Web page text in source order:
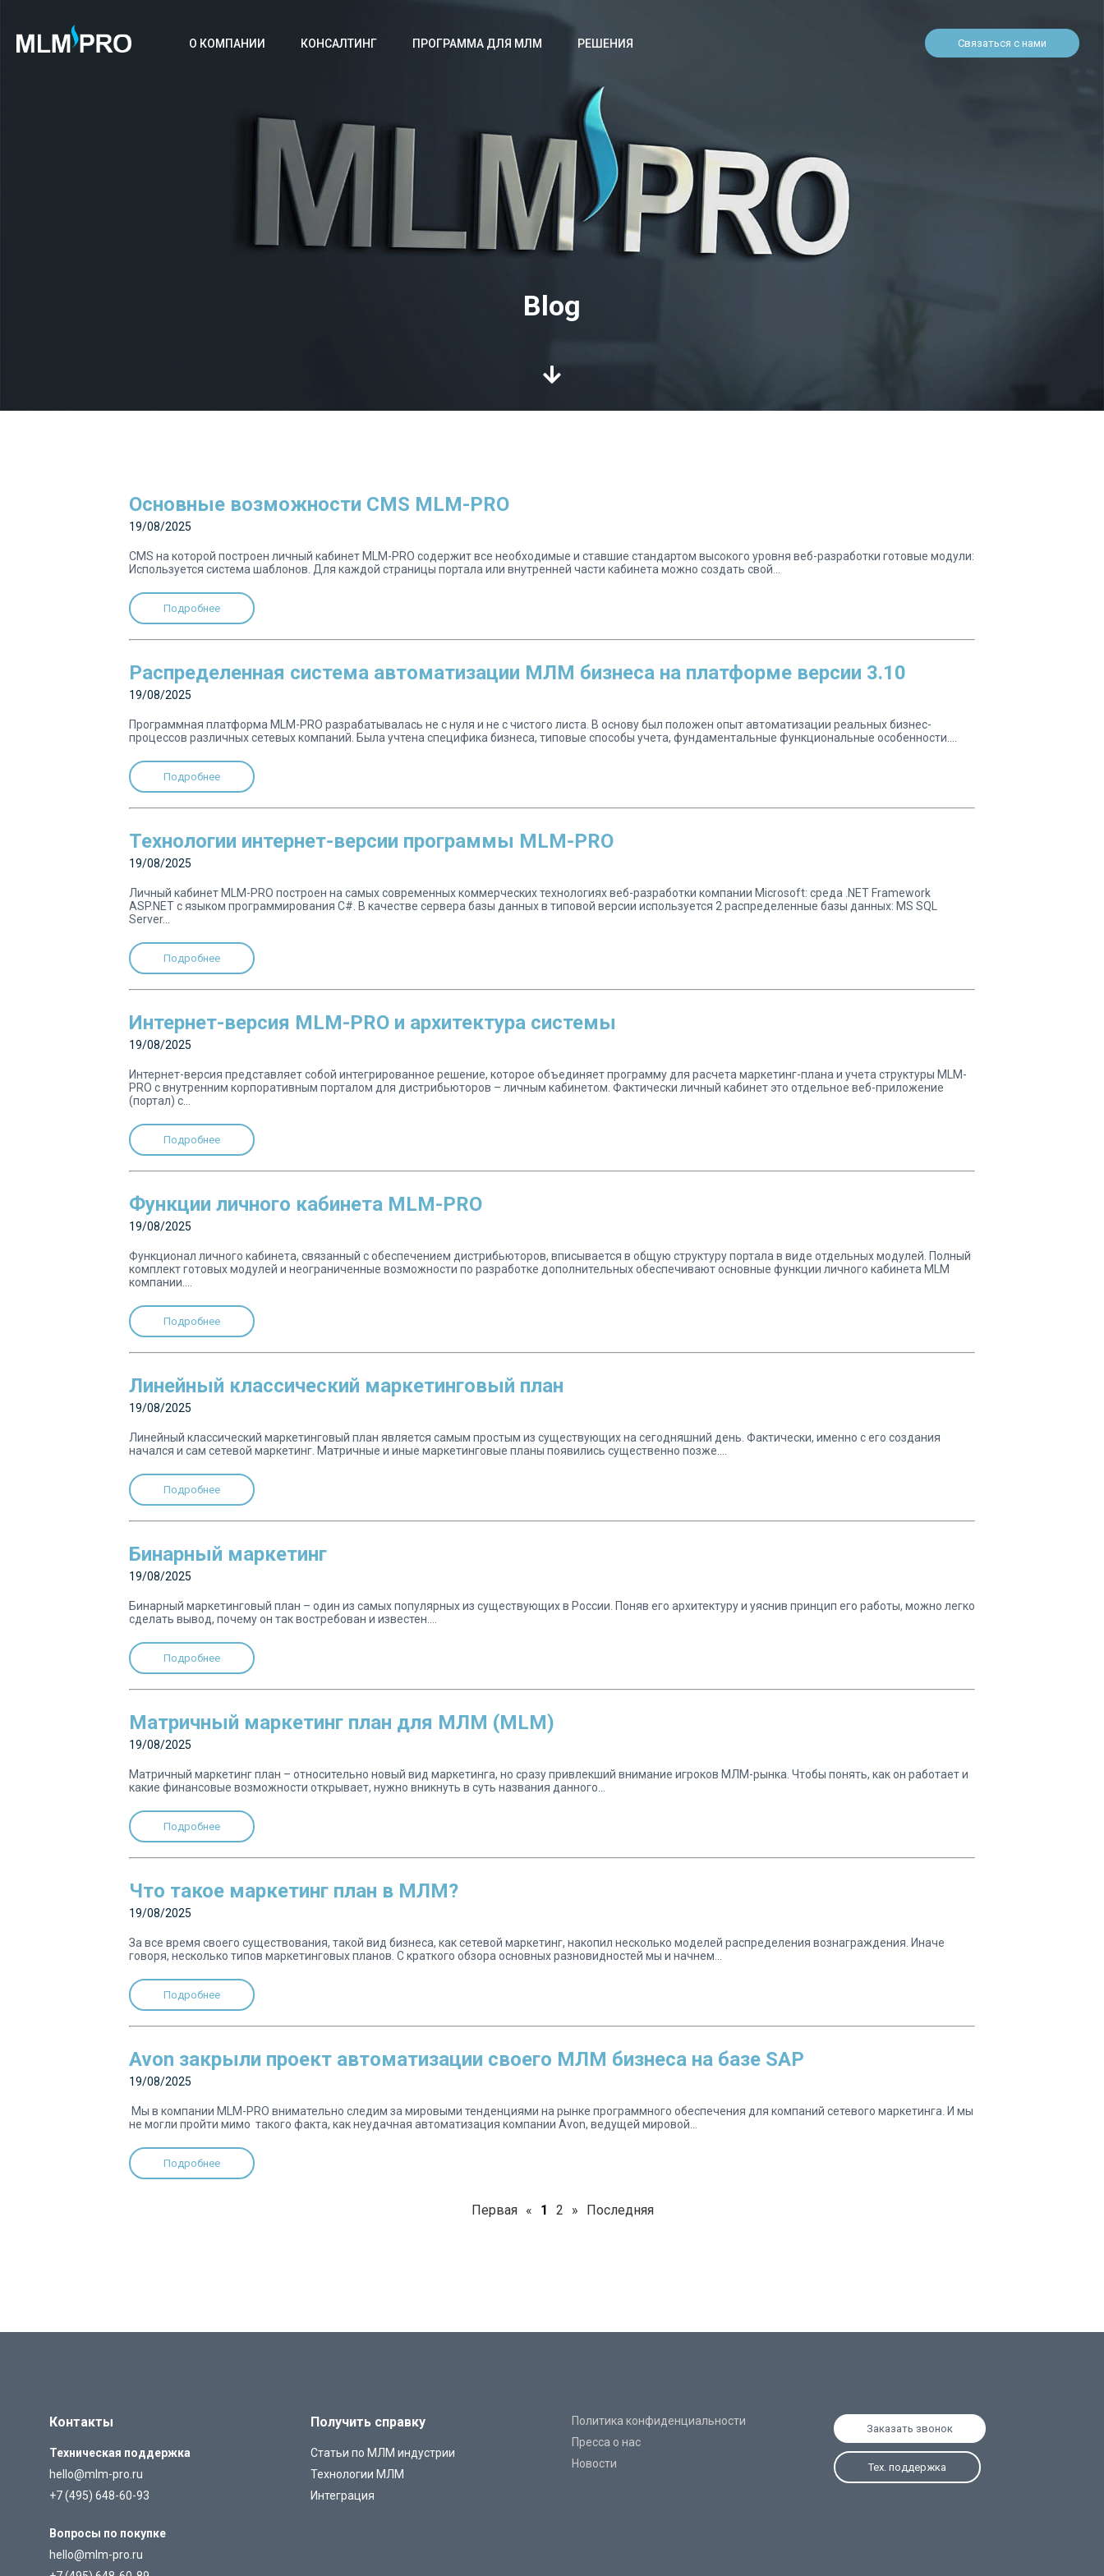
О КОМПАНИИ КОНСАЛТИНГ ПРОГРАММА ДЛЯ МЛМ РЕШЕНИЯ Связаться с нами
Blog
Основные возможности CMS MLM-PRO
19/08/2025
CMS на которой построен личный кабинет MLM-PRO содержит все необходимые и ставшие стандартом высокого уровня веб-разработки готовые модули:
Используется система шаблонов. Для каждой страницы портала или внутренней части кабинета можно создать свой...
Подробнее
Распределенная система автоматизации МЛМ бизнеса на платформе версии 3.10
19/08/2025
Программная платформа MLM-PRO разрабатывалась не с нуля и не с чистого листа. В основу был положен опыт автоматизации реальных бизнес-
процессов различных сетевых компаний. Была учтена специфика бизнеса, типовые способы учета, фундаментальные функциональные особенности....
Подробнее
Технологии интернет-версии программы MLM-PRO
19/08/2025
Личный кабинет MLM-PRO построен на самых современных коммерческих технологиях веб-разработки компании Microsoft: среда .NET Framework
ASP.NET с языком программирования C#. В качестве сервера базы данных в типовой версии используется 2 распределенные базы данных: MS SQL
Server...
Подробнее
Интернет-версия MLM-PRO и архитектура системы
19/08/2025
Интернет-версия представляет собой интегрированное решение, которое объединяет программу для расчета маркетинг-плана и учета структуры MLM-
PRO с внутренним корпоративным порталом для дистрибьюторов – личным кабинетом. Фактически личный кабинет это отдельное веб-приложение
(портал) с...
Подробнее
Функции личного кабинета MLM-PRO
19/08/2025
Функционал личного кабинета, связанный с обеспечением дистрибьюторов, вписывается в общую структуру портала в виде отдельных модулей. Полный
комплект готовых модулей и неограниченные возможности по разработке дополнительных обеспечивают основные функции личного кабинета MLM
компании....
Подробнее
Линейный классический маркетинговый план
19/08/2025
Линейный классический маркетинговый план является самым простым из существующих на сегодняшний день. Фактически, именно с его создания
начался и сам сетевой маркетинг. Матричные и иные маркетинговые планы появились существенно позже....
Подробнее
Бинарный маркетинг
19/08/2025
Бинарный маркетинговый план – один из самых популярных из существующих в России. Поняв его архитектуру и уяснив принцип его работы, можно легко
сделать вывод, почему он так востребован и известен....
Подробнее
Матричный маркетинг план для МЛМ (MLM)
19/08/2025
Матричный маркетинг план – относительно новый вид маркетинга, но сразу привлекший внимание игроков МЛМ-рынка. Чтобы понять, как он работает и
какие финансовые возможности открывает, нужно вникнуть в суть названия данного...
Подробнее
Что такое маркетинг план в МЛМ?
19/08/2025
За все время своего существования, такой вид бизнеса, как сетевой маркетинг, накопил несколько моделей распределения вознаграждения. Иначе
говоря, несколько типов маркетинговых планов. С краткого обзора основных разновидностей мы и начнем...
Подробнее
Avon закрыли проект автоматизации своего МЛМ бизнеса на базе SAP
19/08/2025
Мы в компании MLM-PRO внимательно следим за мировыми тенденциями на рынке программного обеспечения для компаний сетевого маркетинга. И мы
не могли пройти мимо такого факта, как неудачная автоматизация компании Avon, ведущей мировой...
Подробнее
Первая « 1 2 » Последняя
Контакты
Техническая поддержка
hello@mlm-pro.ru
+7 (495) 648-60-93
Вопросы по покупке
hello@mlm-pro.ru
Получить справку
Статьи по МЛМ индустрии
Технологии МЛМ
Интеграция
Политика конфиденциальности
Пресса о нас
Новости
Заказать звонок
Тех. поддержка